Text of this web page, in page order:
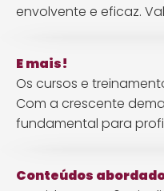
envolvente e eficaz.
E mais!
Os cursos e
Com a crescente
fundamental para
Conteúdos